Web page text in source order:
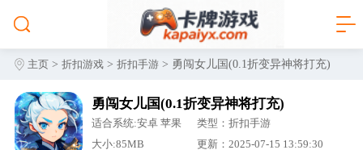
主页 >折扣游戏 >折扣手游 > 勇闯女儿国(0.1折变异神将打充)
勇闯女儿国(0.1折变异神将打充)
适合系统:安卓 苹果
类型：折扣手游
大小:85MB
更新：2025-07-15 13:59:30